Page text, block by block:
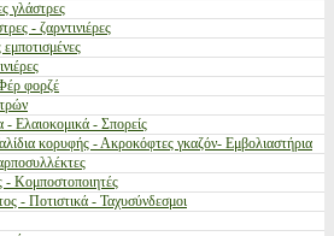
γλάστρες
- ζαρντινιέρες
φορζέ
- Ελαιοκομικά - Σπορείς
κορυφής - Ακροκόφτες γκαζόν- Εμβολιαστήρια
- Κομποστοποιητές
- Ποτιστικά - Ταχυσύνδεσμοι